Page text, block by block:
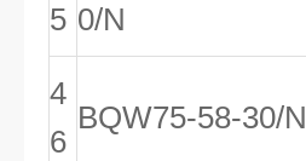
5 0/N
4
6
BQW75-58-30/N